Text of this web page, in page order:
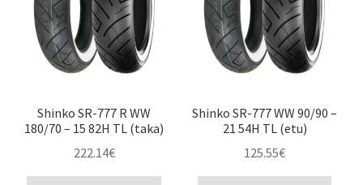
Shinko SR-777 R WW
180/70 – 15 82H TL (taka)
222.14€
Shinko SR-777 WW 90/90 –
21 54H TL (etu)
125.55€